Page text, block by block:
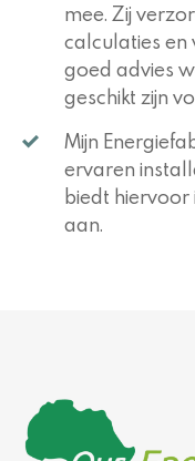
mee. Zij
calculaties en
goed advies
geschikt zijn
Mijn
ervaren
biedt
aan.